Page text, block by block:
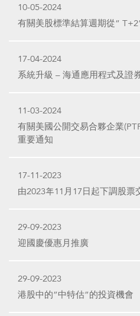
10-05-2024
有關美股標準結算週期從“
17-04-2024
系統升級 – 海通應用程式及證
11-03-2024
有關美國公開交易合夥企業
重要通知
17-11-2023
由2023年11月17日起下調股票
29-09-2023
迎國慶優惠月推廣
29-09-2023
港股中的”中特估”的投資機會